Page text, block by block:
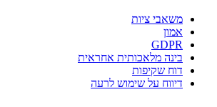
משאבי ציות
אמון
GDPR
בינה מלאכותית אחראית
דוח שקיפות
דיווח על שימוש לרעה